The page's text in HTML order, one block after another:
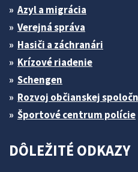
Azyl a migrácia
Verejná správa
Hasiči a záchranári
Krízové riadenie
Schengen
Rozvoj občianskej
Športové centrum polície
DÔLEŽITÉ ODKAZY